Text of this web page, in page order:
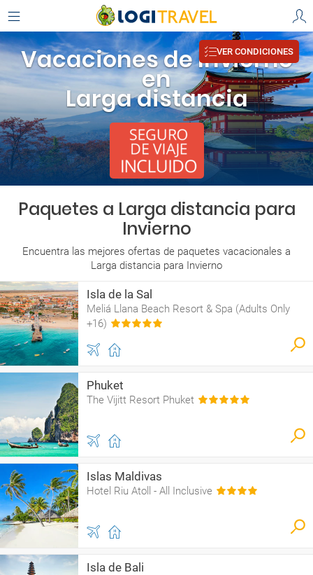
Vacaciones de Invierno
en
Larga distancia
VER CONDICIONES
Paquetes a Larga distancia para
Invierno
Encuentra las mejores ofertas de paquetes vacacionales a
Larga distancia para Invierno
Isla de la Sal
Meliá Llana Beach Resort & Spa (Adults Only
+16)
Phuket
The Vijitt Resort Phuket
Islas Maldivas
Hotel Riu Atoll - All Inclusive
Isla de Bali